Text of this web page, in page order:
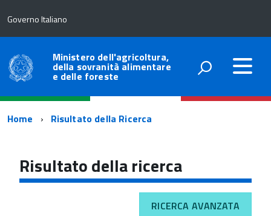
Governo Italiano
Ministero dell'agricoltura,
della sovranità alimentare
e delle foreste
Percorso
navigazione
Home Risultato della Ricerca
Risultato della ricerca
RICERCA AVANZATA